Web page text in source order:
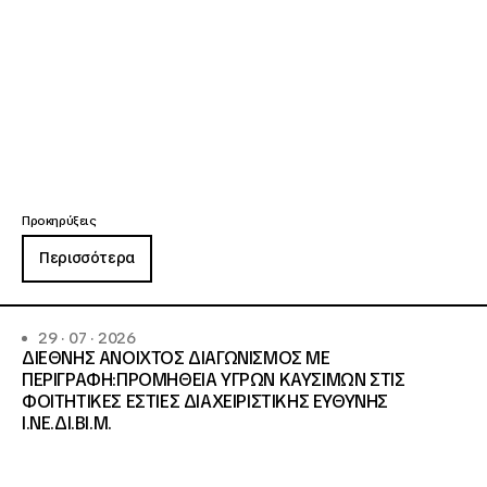
Προκηρύξεις
Περισσότερα
29 · 07 · 2026
ΔΙΕΘΝΗΣ ΑΝΟΙΧΤΟΣ ΔΙΑΓΩΝΙΣΜΟΣ ΜΕ
ΠΕΡΙΓΡΑΦΗ:ΠΡΟΜΗΘΕΙΑ ΥΓΡΩΝ ΚΑΥΣΙΜΩΝ ΣΤΙΣ
ΦΟΙΤΗΤΙΚΕΣ ΕΣΤΙΕΣ ΔΙΑΧΕΙΡΙΣΤΙΚΗΣ ΕΥΘΥΝΗΣ
Ι.ΝΕ.ΔΙ.ΒΙ.Μ.